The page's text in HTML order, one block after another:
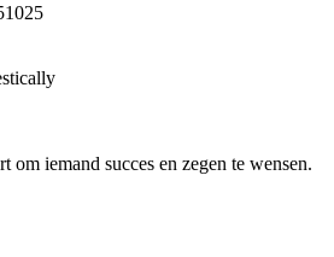
om iemand succes en zegen te wensen.